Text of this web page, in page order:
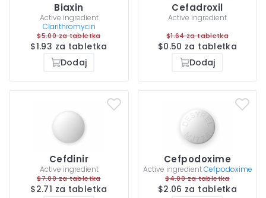
Biaxin
Active ingredient
Clarithromycin
$5.00 za tabletka
$1.93 za tabletka
Dodaj
Cefadroxil
Active ingredient
$1.64 za tabletka
$0.50 za tabletka
Dodaj
Cefdinir
Active ingredient
$7.00 za tabletka
$2.71 za tabletka
Cefpodoxime
Active ingredient Cefpodoxime
$4.00 za tabletka
$2.06 za tabletka